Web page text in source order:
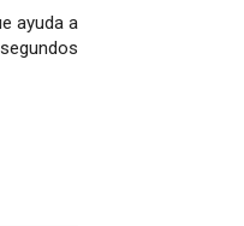
ayuda a